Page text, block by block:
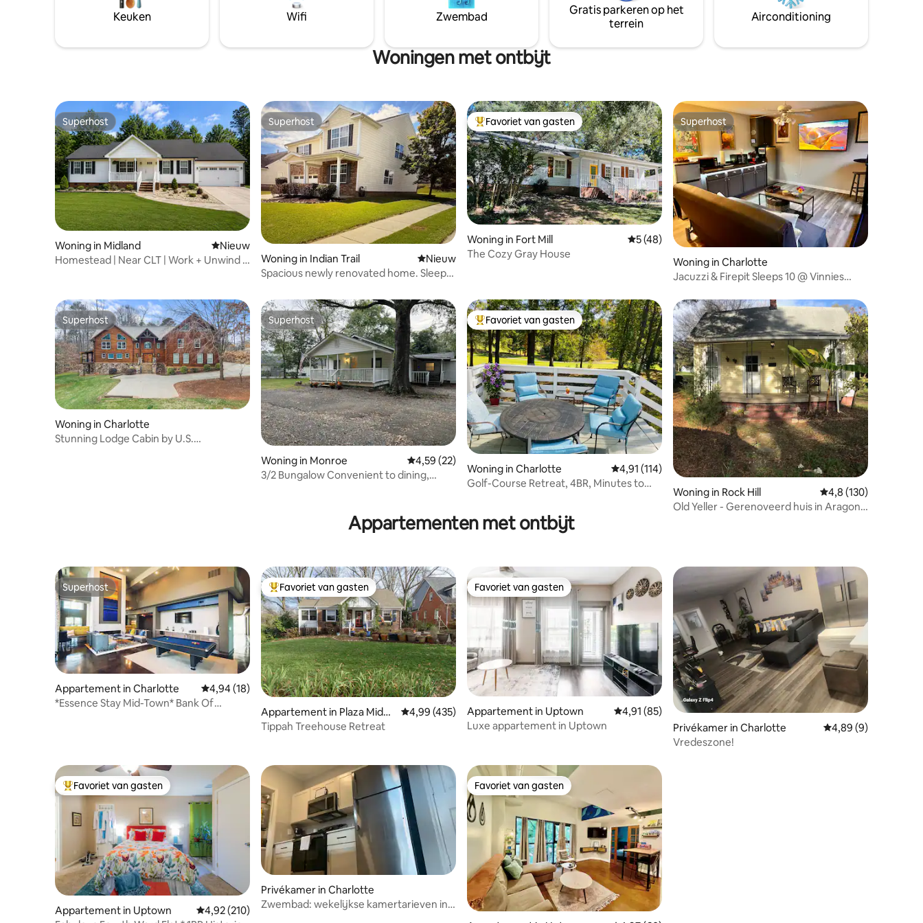
om veel dieren op de boerderij te zien,
waaronder honden. Ook uw honden zijn
tegen een vergoeding paardrijden.
Keuken Wifi Zwembad
Gratis parkeren op het
terrein
Airconditioning
Woningen met ontbijt
Superhost
Superhost
Woning in Midland Nieuwe accommodatie
Nieuw
Homestead | Near CLT | Work + Unwind |
Superhost
Superhost
Woning in Indian Trail Nieuwe accommodatie
Nieuw
Spacious newly renovated home. Sleeps
Topfavoriet van gasten
Favoriet van gasten
Woning in Fort Mill Gemiddelde beoordeling van 5 op 5, 48 recensies
5 (48)
The Cozy Gray House
Superhost
Superhost
Woning in Charlotte
Jacuzzi & Firepit Sleeps 10 @ Vinnies
Superhost
Superhost
Woning in Charlotte
Stunning Lodge Cabin by U.S.
Superhost
Superhost
Woning in Monroe Gemiddelde beoordeling van 4,59 op 5, 22 recensies
4,59 (22)
3/2 Bungalow Convenient to dining,
Topfavoriet van gasten
Favoriet van gasten
Woning in Charlotte Gemiddelde beoordeling van 4,91 op 5, 114 recensies
4,91 (114)
Golf-Course Retreat, 4BR, Minutes to
Woning in Rock Hill Gemiddelde
4,8 (130)
Old Yeller - Gerenoveerd huis in Aragon
Appartementen met ontbijt
Superhost
Superhost
Appartement in Charlotte Gemiddelde beoordeling van 4,94 op 5, 18 recensies
4,94 (18)
*Essence Stay Mid-Town* Bank Of
Topfavoriet van gasten
Favoriet van gasten
Appartement in Plaza Midw
ood
Gemiddelde beoordeling van 4,99 op 5, 435 recensies
4,99 (435)
Tippah Treehouse Retreat
Favoriet van gasten
Favoriet van gasten
Appartement in Uptown Gemiddelde beoordeling van 4,91 op 5, 85 recensies
4,91 (85)
Luxe appartement in Uptown
Privékamer in Charlotte Gemiddelde
4,89 (9)
Vredeszone!
Topfavoriet van gasten
Favoriet van gasten
Appartement in Uptown Gemiddelde beoordeling van 4,92 op 5, 210 recensies
4,92 (210)
Privékamer in Charlotte
Zwembad: wekelijkse kamertarieven in
Favoriet van gasten
Favoriet van gasten